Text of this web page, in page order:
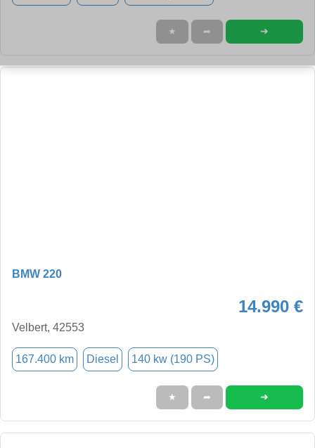
★ ➦ ➜
BMW 220
14.990 €
Velbert, 42553
167.400 km Diesel 140 kw (190 PS)
★ ➦ ➜